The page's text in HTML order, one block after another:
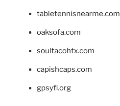
tabletennisnearme.com
oaksofa.com
soultacohtx.com
capishcaps.com
gpsyfl.org